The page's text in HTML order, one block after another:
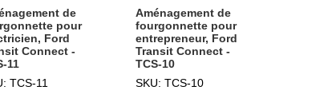
de
pour
Ford
Connect -
11
TCS-11
Aménagement de
fourgonnette pour
entrepreneur, Ford
Transit Connect -
TCS-10
SKU: TCS-10